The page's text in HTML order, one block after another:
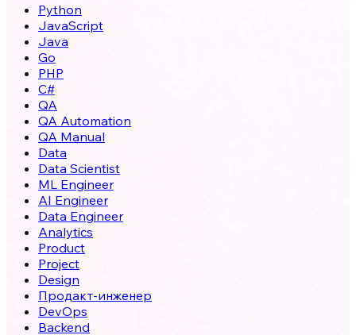
Python
JavaScript
Java
Go
PHP
C#
QA
QA Automation
QA Manual
Data
Data Scientist
ML Engineer
AI Engineer
Data Engineer
Analytics
Product
Project
Design
Продакт-инженер
DevOps
Backend